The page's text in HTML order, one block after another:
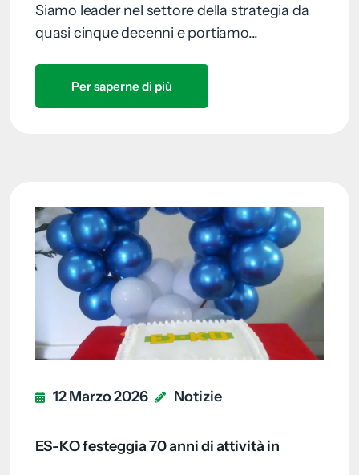
Siamo leader nel settore della strategia da
quasi cinque decenni e portiamo...
Per saperne di più
12 Marzo 2026 Notizie
ES-KO festeggia 70 anni di attività in